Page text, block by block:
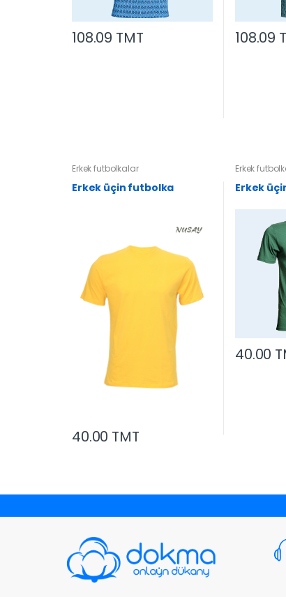
108.09 TMT 108.09
Erkek futbolkalar
Erkek üçin futbolka
40.00 TMT
Erkek
Erkek
40.00